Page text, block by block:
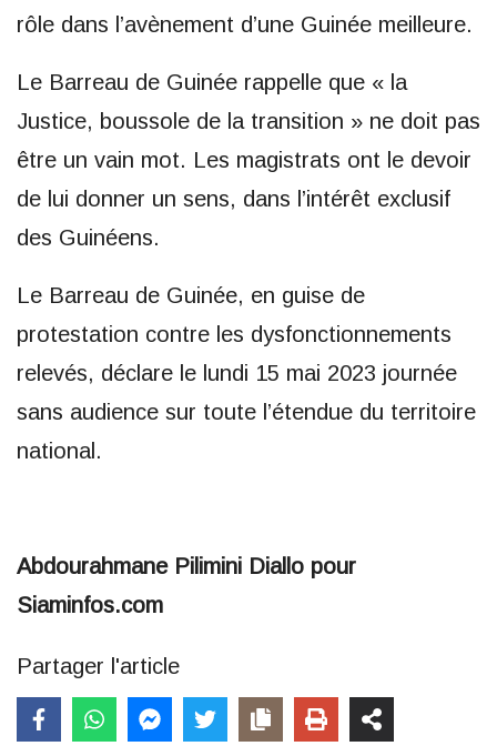
rôle dans l’avènement d’une Guinée meilleure.
Le Barreau de Guinée rappelle que « la
Justice, boussole de la transition » ne doit pas
être un vain mot. Les magistrats ont le devoir
de lui donner un sens, dans l’intérêt exclusif
des Guinéens.
Le Barreau de Guinée, en guise de
protestation contre les dysfonctionnements
relevés, déclare le lundi 15 mai 2023 journée
sans audience sur toute l’étendue du territoire
national.
Abdourahmane Pilimini Diallo pour
Siaminfos.com
Partager l'article